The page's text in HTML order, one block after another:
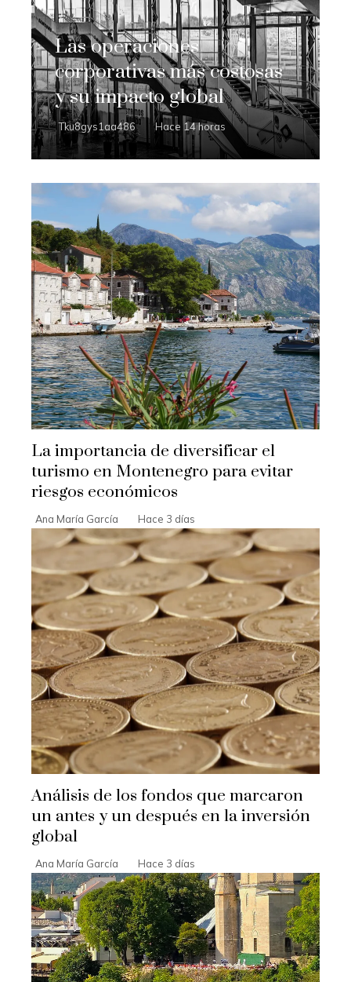
Las operaciones
corporativas más costosas
y su impacto global
Tku8gys1aa486 Hace 14 horas
La importancia de diversificar el
turismo en Montenegro para evitar
riesgos económicos
Ana María García Hace 3 días
Análisis de los fondos que marcaron
un antes y un después en la inversión
global
Ana María García Hace 3 días